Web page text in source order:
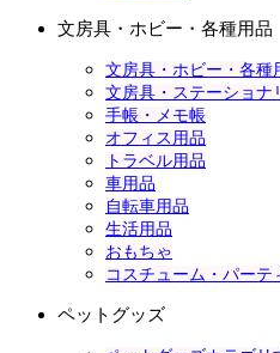
文房具・ホビー・各種用品
文房具・ホビー・各種
文房具・ステーショナ
手帳・メモ帳
オフィス用品
トラベル用品
車用品
自転車用品
生活用品
おもちゃ
コスチューム・パーテ
ペットグッズ